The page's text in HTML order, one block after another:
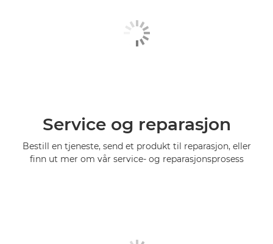
Service og reparasjon
Bestill en tjeneste, send et produkt til reparasjon, eller
finn ut mer om vår service- og reparasjonsprosess